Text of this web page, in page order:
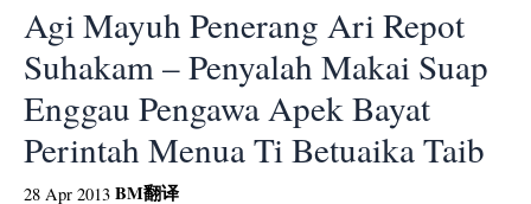
Agi Mayuh Penerang Ari Repot
Suhakam – Penyalah Makai Suap
Enggau Pengawa Apek Bayat
Perintah Menua Ti Betuaika Taib
28 Apr 2013 BM翻译